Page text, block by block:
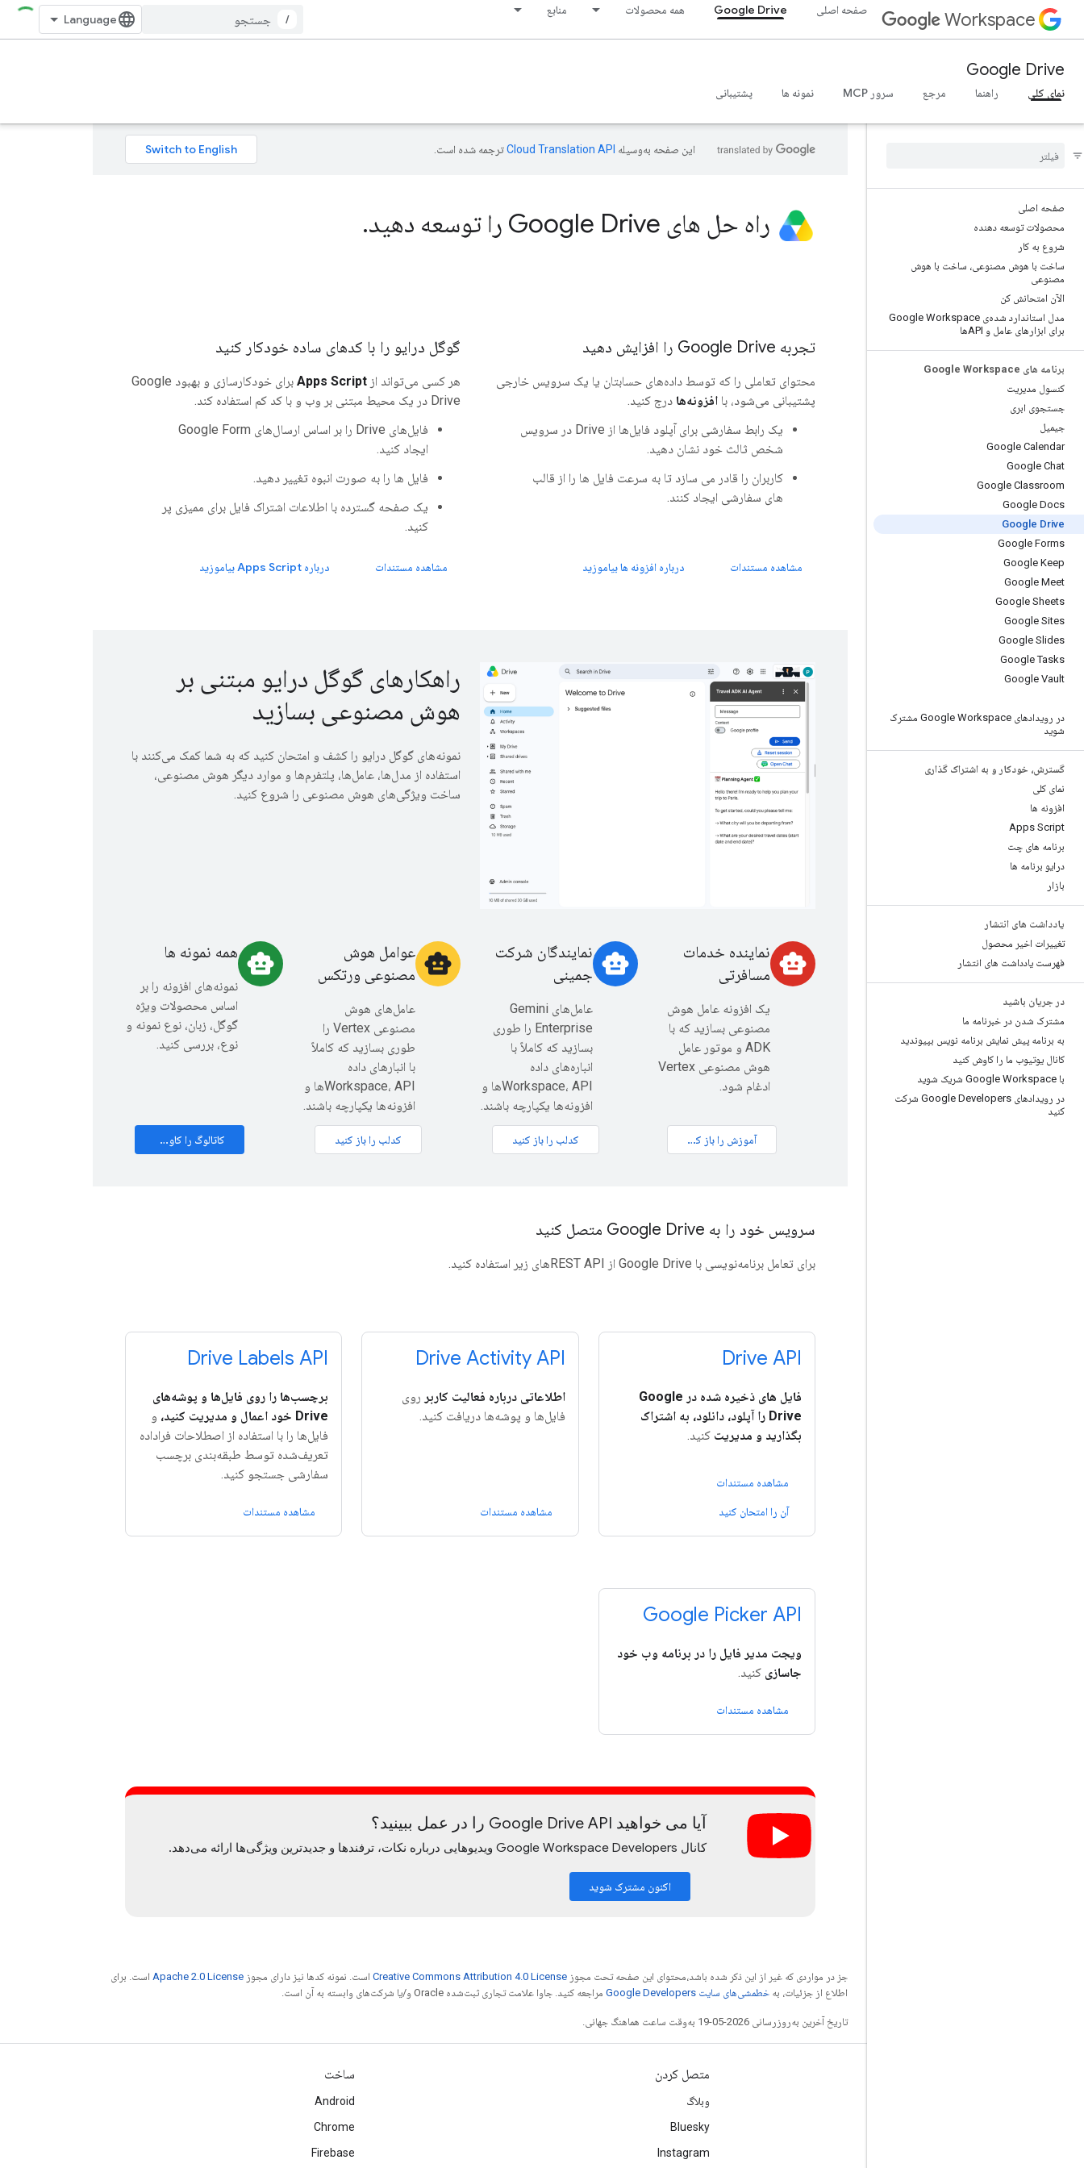
Workspace صفحه اصلی Google Drive همه محصولات منابع
/
Google Drive
نمای کلی راهنما مرجع سرور MCP نمونه ها پشتیبانی
صفحه اصلی
محصولات توسعه دهنده
شروع به کار
ساخت با هوش مصنوعی، ساخت با هوش
مصنوعی
الآن امتحانش کن
مدل استاندارد شده‌ی Google Workspace
برای ابزارهای عامل و APIها
برنامه های Google Workspace
کنسول مدیریت
جستجوی ابری
جیمیل
Google Calendar
Google Chat
Google Classroom
Google Docs
Google Drive
Google Forms
Google Keep
Google Meet
Google Sheets
Google Sites
Google Slides
Google Tasks
Google Vault
در رویدادهای Google Workspace مشترک
شوید
گسترش، خودکار و به اشتراک گذاری
نمای کلی
افزونه ها
Apps Script
برنامه های چت
درایو برنامه ها
بازار
یادداشت های انتشار
تغییرات اخیر محصول
فهرست یادداشت های انتشار
در جریان باشید
مشترک شدن در خبرنامه ما
به برنامه پیش نمایش برنامه نویس بپیوندید
کانال یوتیوب ما را کاوش کنید
با Google Workspace شریک شوید
در رویدادهای Google Developers شرکت
کنید
این صفحه به‌وسیله ترجمه شده است.
راه حل های Google Drive را توسعه دهید .
تجربه Google Drive را افزایش دهید
محتوای تعاملی را که توسط داده‌های حسابتان یا یک سرویس خارجی
پشتیبانی می‌شود، با افزونه‌ها درج کنید.
یک رابط سفارشی برای آپلود فایل‌ها از Drive در سرویس
شخص ثالث خود نشان دهید.
کاربران را قادر می سازد تا به سرعت فایل ها را از قالب
های سفارشی ایجاد کنند.
مشاهده مستندات درباره افزونه ها بیاموزید
گوگل درایو را با کدهای ساده خودکار کنید
هر کسی می‌تواند از Apps Script
برای خودکارسازی و بهبود Google
Drive در یک محیط مبتنی بر وب و با کد کم استفاده کند.
فایل‌های Drive را بر اساس ارسال‌های Google Form
ایجاد کنید.
فایل ها را به صورت انبوه تغییر دهید.
یک صفحه گسترده با اطلاعات اشتراک فایل برای ممیزی پر
کنید.
مشاهده مستندات درباره Apps Script بیاموزید
راهکارهای گوگل درایو مبتنی بر
هوش مصنوعی بسازید
نمونه‌های گوگل درایو را کشف و امتحان کنید که به شما کمک می‌کنند با
استفاده از مدل‌ها، عامل‌ها، پلتفرم‌ها و موارد دیگر هوش مصنوعی،
ساخت ویژگی‌های هوش مصنوعی را شروع کنید.
smart_toy نماینده خدمات
مسافرتی
یک افزونه عامل هوش
مصنوعی بسازید که با
ADK و موتور عامل
هوش مصنوعی Vertex
ادغام شود.
آموزش را باز کنید
smart_toy نمایندگان شرکت
جمینی
عامل‌های Gemini
Enterprise را طوری
بسازید که کاملاً با
انباره‌های داده
Workspace، APIها و
افزونه‌ها یکپارچه باشند.
کدلب را باز کنید
smart_toy عوامل هوش
مصنوعی ورتکس
عامل‌های هوش
مصنوعی Vertex را
طوری بسازید که کاملاً
با انبارهای داده
Workspace، APIها و
افزونه‌ها یکپارچه باشند.
کدلب را باز کنید
smart_toy همه نمونه ها
نمونه‌های افزونه را بر
اساس محصولات ویژه
گوگل، زبان، نوع نمونه و
نوع، بررسی کنید.
کاتالوگ را کاوش کنید
سرویس خود را به Google Drive متصل کنید
برای تعامل برنامه‌نویسی با Google Drive از REST APIهای زیر استفاده کنید.
Drive API
فایل های ذخیره شده در Google
Drive را آپلود، دانلود، به اشتراک
بگذارید و مدیریت کنید.
مشاهده مستندات
آن را امتحان کنید
Drive Activity API
اطلاعاتی درباره فعالیت کاربر روی
فایل‌ها و پوشه‌ها دریافت کنید.
مشاهده مستندات
Drive Labels API
برچسب‌ها را روی فایل‌ها و پوشه‌های
Drive خود اعمال و مدیریت کنید،
و
فایل‌ها را با استفاده از اصطلاحات فراداده
تعریف‌شده توسط طبقه‌بندی برچسب
سفارشی جستجو کنید.
مشاهده مستندات
Google Picker API
ویجت مدیر فایل را در برنامه وب خود
جاسازی کنید.
مشاهده مستندات
آیا می خواهید Google Drive API را در عمل ببینید؟
کانال Google Workspace Developers ویدیوهایی درباره نکات، ترفندها و جدیدترین ویژگی‌ها ارائه می‌دهد.
اکنون مشترک شوید
جز در مواردی که غیر از این ذکر شده باشد،‌محتوای این صفحه تحت مجوز Creative Commons Attribution 4.0 License است. نمونه کدها نیز دارای مجوز Apache 2.0 License است. برای
اطلاع از جزئیات، به خطمشی‌های سایت Google Developers‏ مراجعه کنید. جاوا علامت تجاری ثبت‌شده Oracle و/یا شرکت‌های وابسته به آن است.
تاریخ آخرین به‌روزرسانی 2026-05-19 به‌وقت ساعت هماهنگ جهانی.
متصل کردن
وبلاگ
Bluesky
Instagram
ساخت
Android
Chrome
Firebase